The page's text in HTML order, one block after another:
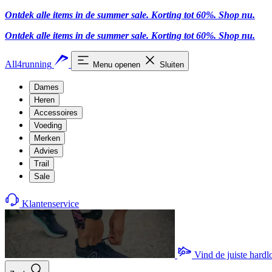
Ontdek alle items in de summer sale. Korting tot 60%. Shop nu.
Ontdek alle items in de summer sale. Korting tot 60%. Shop nu.
All4running Menu openen Sluiten
Dames
Heren
Accessoires
Voeding
Merken
Advies
Trail
Sale
Klantenservice
Vind de juiste